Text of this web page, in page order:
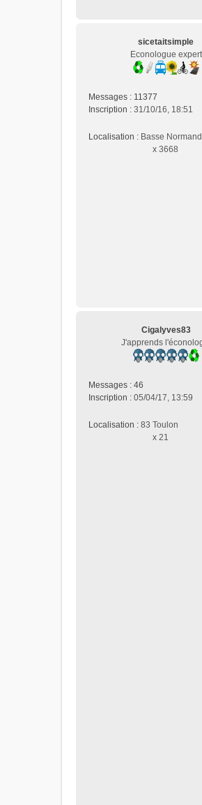
sicetaitsimple
Econologue expert
Messages : 11377
Inscription : 31/10/16, 18:51
Localisation : Basse
x 3668
Cigalyves83
J'apprends
Messages : 46
Inscription : 05/04/17, 13:59
Localisation : 83 Toulon
x 21